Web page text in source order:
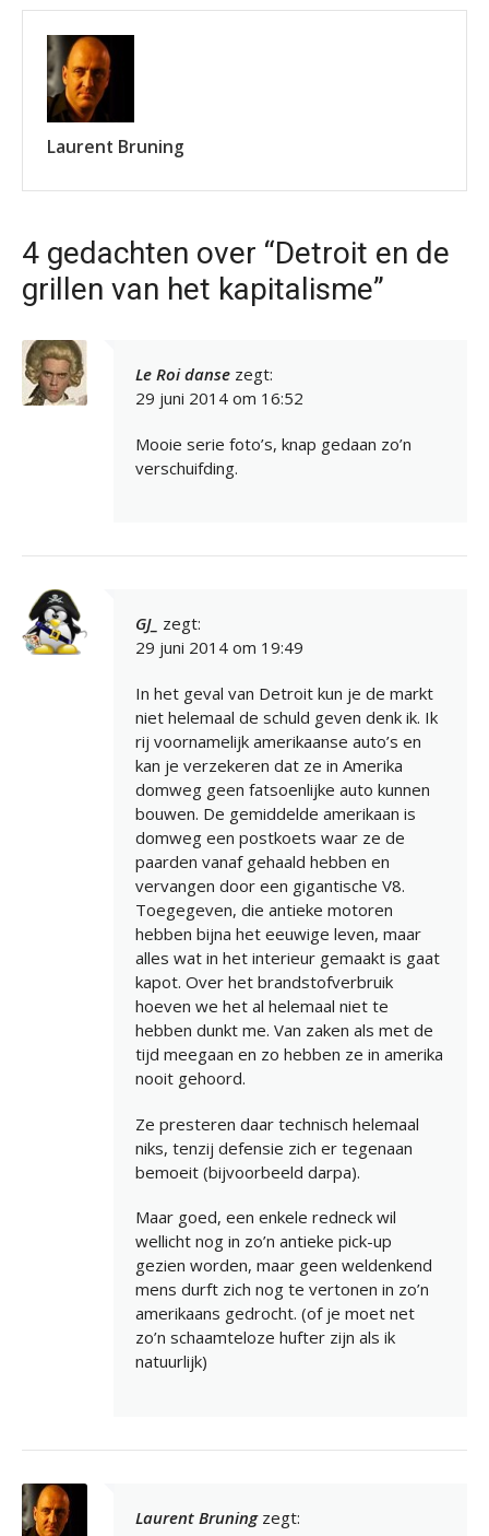
Laurent Bruning
4 gedachten over “Detroit en de
grillen van het kapitalisme”
Le Roi danse zegt:
29 juni 2014 om 16:52
Mooie serie foto’s, knap gedaan zo’n
verschuifding.
GJ_ zegt:
29 juni 2014 om 19:49
In het geval van Detroit kun je de markt
niet helemaal de schuld geven denk ik. Ik
rij voornamelijk amerikaanse auto’s en
kan je verzekeren dat ze in Amerika
domweg geen fatsoenlijke auto kunnen
bouwen. De gemiddelde amerikaan is
domweg een postkoets waar ze de
paarden vanaf gehaald hebben en
vervangen door een gigantische V8.
Toegegeven, die antieke motoren
hebben bijna het eeuwige leven, maar
alles wat in het interieur gemaakt is gaat
kapot. Over het brandstofverbruik
hoeven we het al helemaal niet te
hebben dunkt me. Van zaken als met de
tijd meegaan en zo hebben ze in amerika
nooit gehoord.
Ze presteren daar technisch helemaal
niks, tenzij defensie zich er tegenaan
bemoeit (bijvoorbeeld darpa).
Maar goed, een enkele redneck wil
wellicht nog in zo’n antieke pick-up
gezien worden, maar geen weldenkend
mens durft zich nog te vertonen in zo’n
amerikaans gedrocht. (of je moet net
zo’n schaamteloze hufter zijn als ik
natuurlijk)
Laurent Bruning zegt: